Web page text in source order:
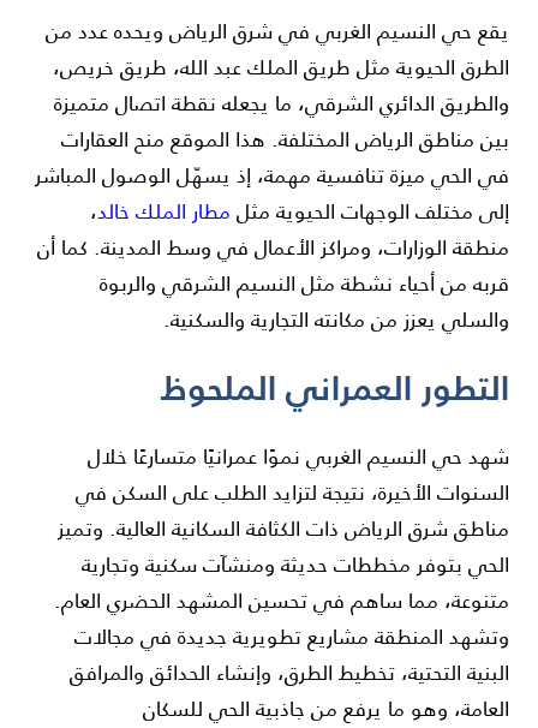
يقع حي النسيم الغربي في شرق الرياض ويحده عدد من
الطرق الحيوية مثل طريق الملك عبد الله، طريق خريص،
والطريق الدائري الشرقي، ما يجعله نقطة اتصال متميزة
بين مناطق الرياض المختلفة. هذا الموقع منح العقارات
في الحي ميزة تنافسية مهمة، إذ يسهّل الوصول المباشر
إلى مختلف الوجهات الحيوية مثل مطار الملك خالد،
منطقة الوزارات، ومراكز الأعمال في وسط المدينة. كما أن
قربه من أحياء نشطة مثل النسيم الشرقي والربوة
والسلي يعزز من مكانته التجارية والسكنية.
التطور العمراني الملحوظ
شهد حي النسيم الغربي نموًا عمرانيًا متسارعًا خلال
السنوات الأخيرة، نتيجة لتزايد الطلب على السكن في
مناطق شرق الرياض ذات الكثافة السكانية العالية. وتميز
الحي بتوفر مخططات حديثة ومنشآت سكنية وتجارية
متنوعة، مما ساهم في تحسين المشهد الحضري العام.
وتشهد المنطقة مشاريع تطويرية جديدة في مجالات
البنية التحتية، تخطيط الطرق، وإنشاء الحدائق والمرافق
العامة، وهو ما يرفع من جاذبية الحي للسكان